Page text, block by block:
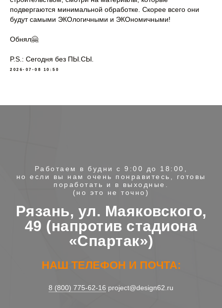
подвергаются минимальной обработке. Скорее всего они
будут самыми ЭКОлогичными и ЭКОномичными!
Обнял🤗
P.S.: Сегодня без ПЫ.СЫ.
2026-07-08 10:50
Работаем в будни с 9:00 до 18:00,
но если вы нам очень понравитесь, готовы
поработать и в выходные.
(но это не точно)
Рязань, ул. Маяковского,
49 (напротив стадиона
«Спартак»)
НАШ ТЕЛЕФОН И ПОЧТА:
8 (800) 775-62-16 project@design62.ru